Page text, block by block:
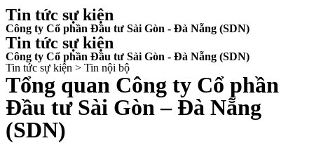
Tin tức sự kiện
Công ty Cổ phần Đầu tư Sài Gòn - Đà Nẵng (SDN)
Tin tức sự kiện
Công ty Cổ phần Đầu tư Sài Gòn - Đà Nẵng (SDN)
Tin tức sự kiện > Tin nội bộ
Tổng quan Công ty Cổ phần
Đầu tư Sài Gòn – Đà Nẵng
(SDN)